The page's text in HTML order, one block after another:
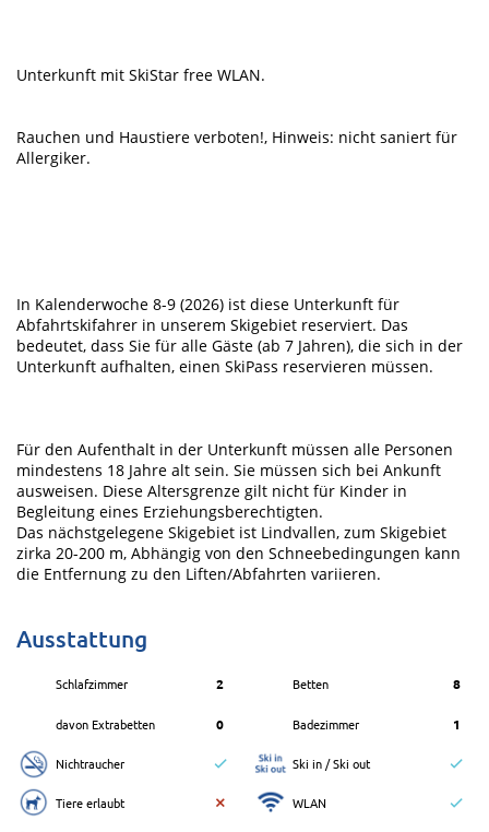
Unterkunft mit SkiStar free WLAN.
Rauchen und Haustiere verboten!, Hinweis: nicht saniert für
Allergiker.
In Kalenderwoche 8-9 (2026) ist diese Unterkunft für
Abfahrtskifahrer in unserem Skigebiet reserviert. Das
bedeutet, dass Sie für alle Gäste (ab 7 Jahren), die sich in der
Unterkunft aufhalten, einen SkiPass reservieren müssen.
Für den Aufenthalt in der Unterkunft müssen alle Personen
mindestens 18 Jahre alt sein. Sie müssen sich bei Ankunft
ausweisen. Diese Altersgrenze gilt nicht für Kinder in
Begleitung eines Erziehungsberechtigten.
Das nächstgelegene Skigebiet ist Lindvallen, zum Skigebiet
zirka 20-200 m, Abhängig von den Schneebedingungen kann
die Entfernung zu den Liften/Abfahrten variieren.
Ausstattung
Schlafzimmer 2 Betten 8
davon Extrabetten 0 Badezimmer 1
Nichtraucher Ski in / Ski out
Tiere erlaubt WLAN